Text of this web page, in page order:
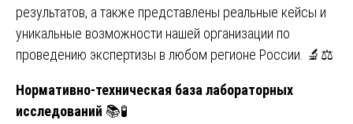
результатов, а также представлены реальные кейсы и
уникальные возможности нашей организации по
проведению экспертизы в любом регионе России. 🔬⚖️
Нормативно-техническая база лабораторных
исследований 📚🧪